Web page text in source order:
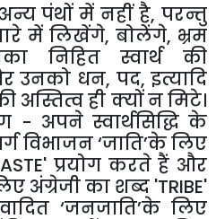
अन्य पंथों में नहीं है,परन्तु
में लिखेंगे,बोलेंगे, भ्रम
निहित स्वार्थ
की
उनको धन,पद,इत्यादि
अस्तित्वही क्योंनमिटे।
- अपने स्वार्थसिद्धि के
विभाजन‘जाति’केलिए
प्रयोग करते हैं और
अंग्रेजीका शब्द 'TRIBE'
‘जनजाति’के लिए